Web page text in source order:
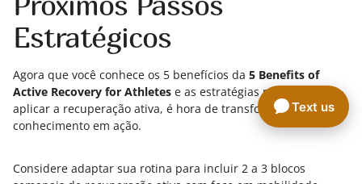
Estratégicos
Agora que você conhece os 5 benefícios da 5 Benefits of
Active Recovery for Athletes e as estratégias práticas para
aplicar a recuperação ativa, é hora de transformar esse
conhecimento em ação.
Considere adaptar sua rotina para incluir 2 a 3 blocos
Text us